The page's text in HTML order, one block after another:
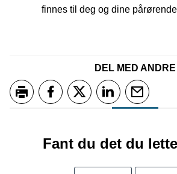
finnes til deg og dine
DEL MED ANDRE
Del på Facebook
Del på Twitter
Del påTips en
Fant du det du